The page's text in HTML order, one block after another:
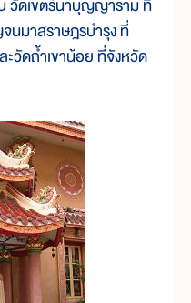
วัดเขตร์นาบุญญาราม ที่
นมาสราษฎรบำรุง ที่
ะวัดถ้ำเขาน้อย ที่จังหวัด